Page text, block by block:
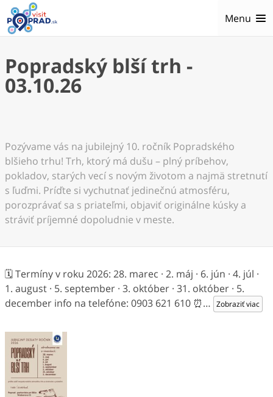
Menu
Popradský blší trh -
03.10.26
Pozývame vás na jubilejný 10. ročník Popradského
blšieho trhu! Trh, ktorý má dušu – plný príbehov,
pokladov, starých vecí s novým životom a najmä stretnutí
s ľuďmi. Príďte si vychutnať jedinečnú atmosféru,
porozprávať sa s priateľmi, objaviť originálne kúsky a
stráviť príjemné dopoludnie v meste.
🗓 Termíny v roku 2026: 28. marec · 2. máj · 6. jún · 4. júl ·
1. august · 5. september · 3. október · 31. október · 5.
december info na telefóne: 0903 621 610 ⏰… Zobraziť viac